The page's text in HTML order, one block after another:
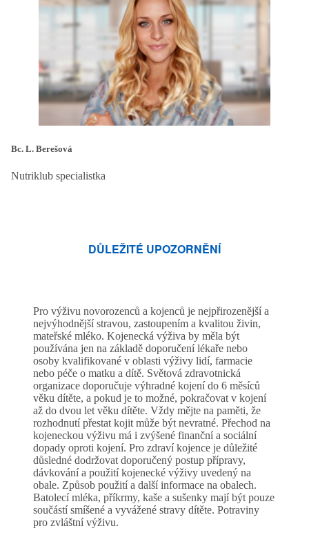
Bc. L. Berešová
Nutriklub specialistka
DŮLEŽITÉ UPOZORNĚNÍ
Pro výživu novorozenců a kojenců je nejpřirozenější a
nejvýhodnější stravou, zastoupením a kvalitou živin,
mateřské mléko. Kojenecká výživa by měla být
používána jen na základě doporučení lékaře nebo
osoby kvalifikované v oblasti výživy lidí, farmacie
nebo péče o matku a dítě. Světová zdravotnická
organizace doporučuje výhradné kojení do 6 měsíců
věku dítěte, a pokud je to možné, pokračovat v kojení
až do dvou let věku dítěte. Vždy mějte na paměti, že
rozhodnutí přestat kojit může být nevratné. Přechod na
kojeneckou výživu má i zvýšené finanční a sociální
dopady oproti kojení. Pro zdraví kojence je důležité
důsledné dodržovat doporučený postup přípravy,
dávkování a použití kojenecké výživy uvedený na
obale. Způsob použití a další informace na obalech.
Batolecí mléka, příkrmy, kaše a sušenky mají být pouze
součástí smíšené a vyvážené stravy dítěte. Potraviny
pro zvláštní výživu.